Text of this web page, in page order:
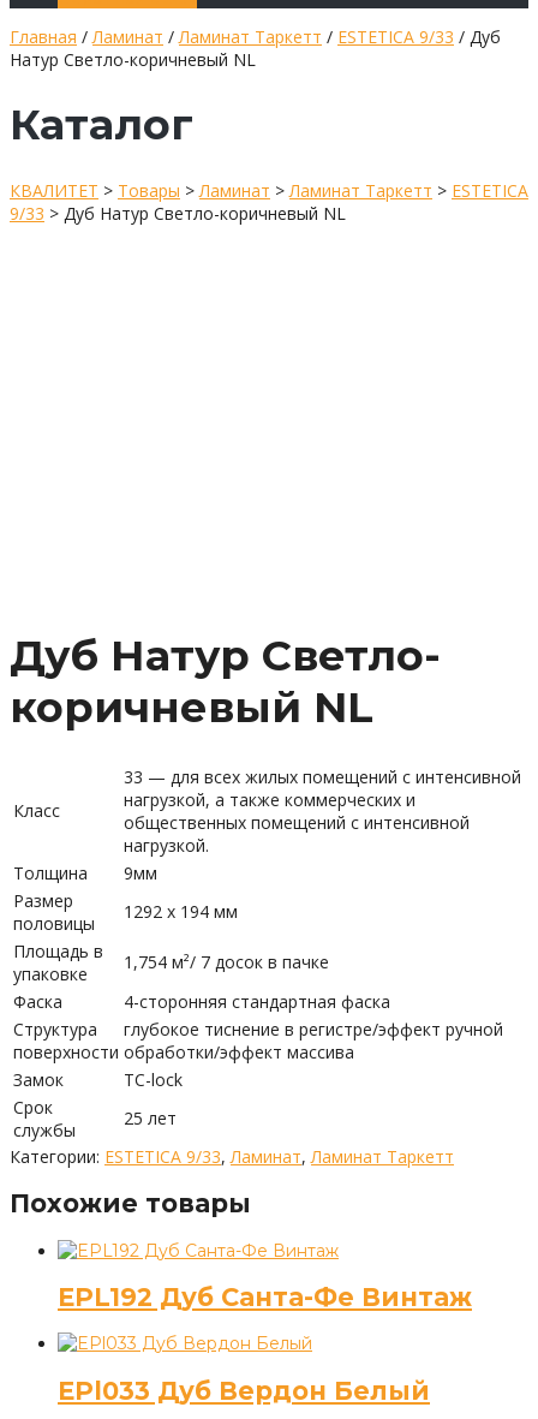
Главная /Ламинат /Ламинат Таркетт / ESTETICA 9/33 / Дуб
Натур Светло-коричневый NL
Каталог
КВАЛИТЕТ > Товары >Ламинат >Ламинат Таркетт > ESTETICA
9/33 > Дуб Натур Светло-коричневый NL
Дуб Натур Светло-
коричневый NL
Класс
33 — для всех жилых помещений с интенсивной
нагрузкой, а также коммерческих и
общественных помещений с интенсивной
нагрузкой.
Толщина
9мм
Размер
половицы
1292 х 194 мм
Площадь в
упаковке
1,754 м²/ 7 досок в пачке
Фаска
4-сторонняя стандартная фаска
Структура
поверхности
глубокое тиснение в регистре/эффект ручной
обработки/эффект массива
Замок
TC-lock
Срок
службы
25 лет
Категории: ESTETICA 9/33, Ламинат, Ламинат Таркетт
Похожие товары
EPL192 Дуб Санта-Фе Винтаж
EPl033 Дуб Вердон Белый